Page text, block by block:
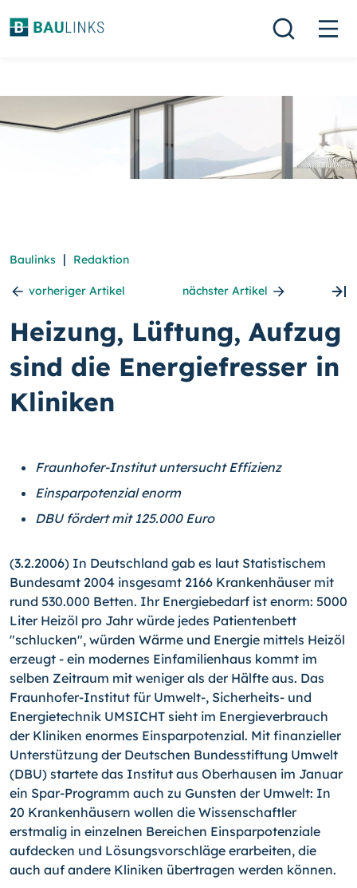
Baulinks | Redaktion
vorheriger Artikel nächster Artikel
Heizung, Lüftung, Aufzug
sind die Energiefresser in
Kliniken
Fraunhofer-Institut untersucht Effizienz
Einsparpotenzial enorm
DBU fördert mit 125.000 Euro
(3.2.2006) In Deutschland gab es laut Statistischem
Bundesamt 2004 insgesamt 2166 Krankenhäuser mit
rund 530.000 Betten. Ihr Energiebedarf ist enorm: 5000
Liter Heizöl pro Jahr würde jedes Patientenbett
"schlucken", würden Wärme und Energie mittels Heizöl
erzeugt - ein modernes Einfamilienhaus kommt im
selben Zeitraum mit weniger als der Hälfte aus. Das
Fraunhofer-Institut für Umwelt-, Sicherheits- und
Energietechnik UMSICHT sieht im Energieverbrauch
der Kliniken enormes Einsparpotenzial. Mit finanzieller
Unterstützung der Deutschen Bundesstiftung Umwelt
(DBU) startete das Institut aus Oberhausen im Januar
ein Spar-Programm auch zu Gunsten der Umwelt: In
20 Krankenhäusern wollen die Wissenschaftler
erstmalig in einzelnen Bereichen Einsparpotenziale
aufdecken und Lösungsvorschläge erarbeiten, die
auch auf andere Kliniken übertragen werden können.